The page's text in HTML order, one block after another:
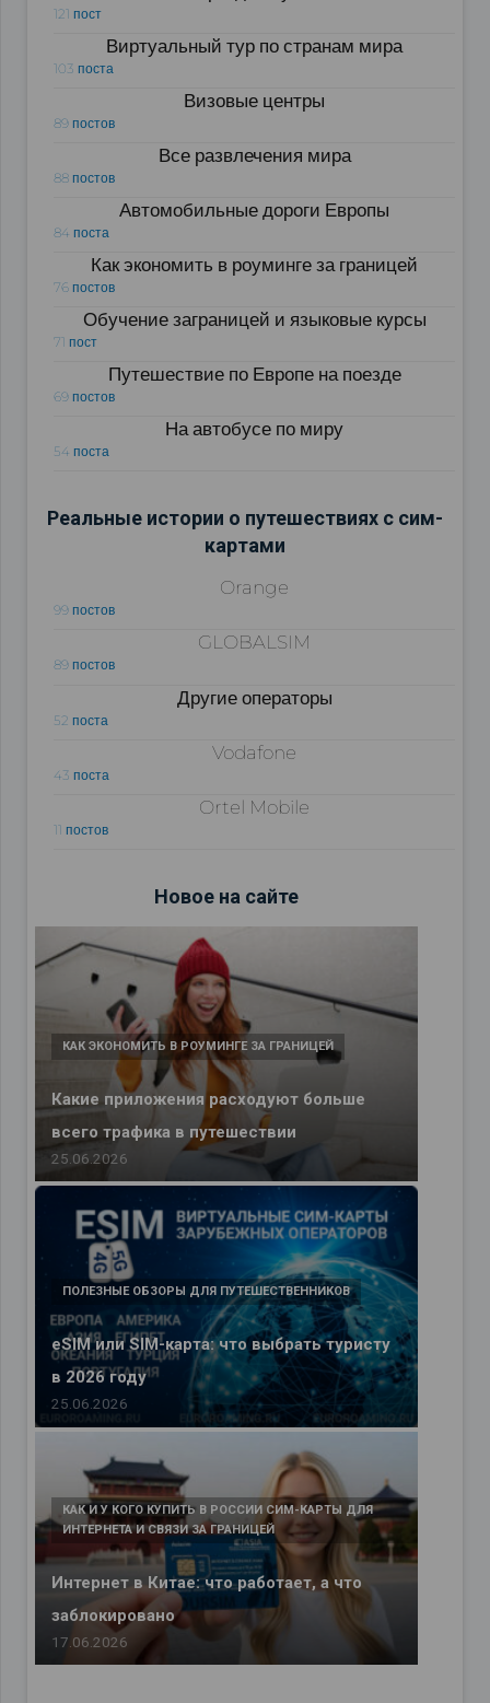
121 пост
Виртуальный тур по странам мира
103 поста
Визовые центры
89 постов
Все развлечения мира
88 постов
Автомобильные дороги Европы
84 поста
Как экономить в роуминге за границей
76 постов
Обучение заграницей и языковые курсы
71 пост
Путешествие по Европе на поезде
69 постов
На автобусе по миру
54 поста
Реальные истории о путешествиях с сим-
картами
Orange
99 постов
GLOBALSIM
89 постов
Другие операторы
52 поста
Vodafone
43 поста
Ortel Mobile
11 постов
Новое на сайте
Какие приложения расходуют больше
всего трафика в путешествии
КАК ЭКОНОМИТЬ В РОУМИНГЕ ЗА ГРАНИЦЕЙ
25.06.2026
eSIM или SIM-карта: что выбрать туристу
в 2026 году
ПОЛЕЗНЫЕ ОБЗОРЫ ДЛЯ ПУТЕШЕСТВЕННИКОВ
25.06.2026
Интернет в Китае: что работает, а что
заблокировано
КАК И У КОГО КУПИТЬ В РОССИИ СИМ-КАРТЫ ДЛЯ
ИНТЕРНЕТА И СВЯЗИ ЗА ГРАНИЦЕЙ
17.06.2026